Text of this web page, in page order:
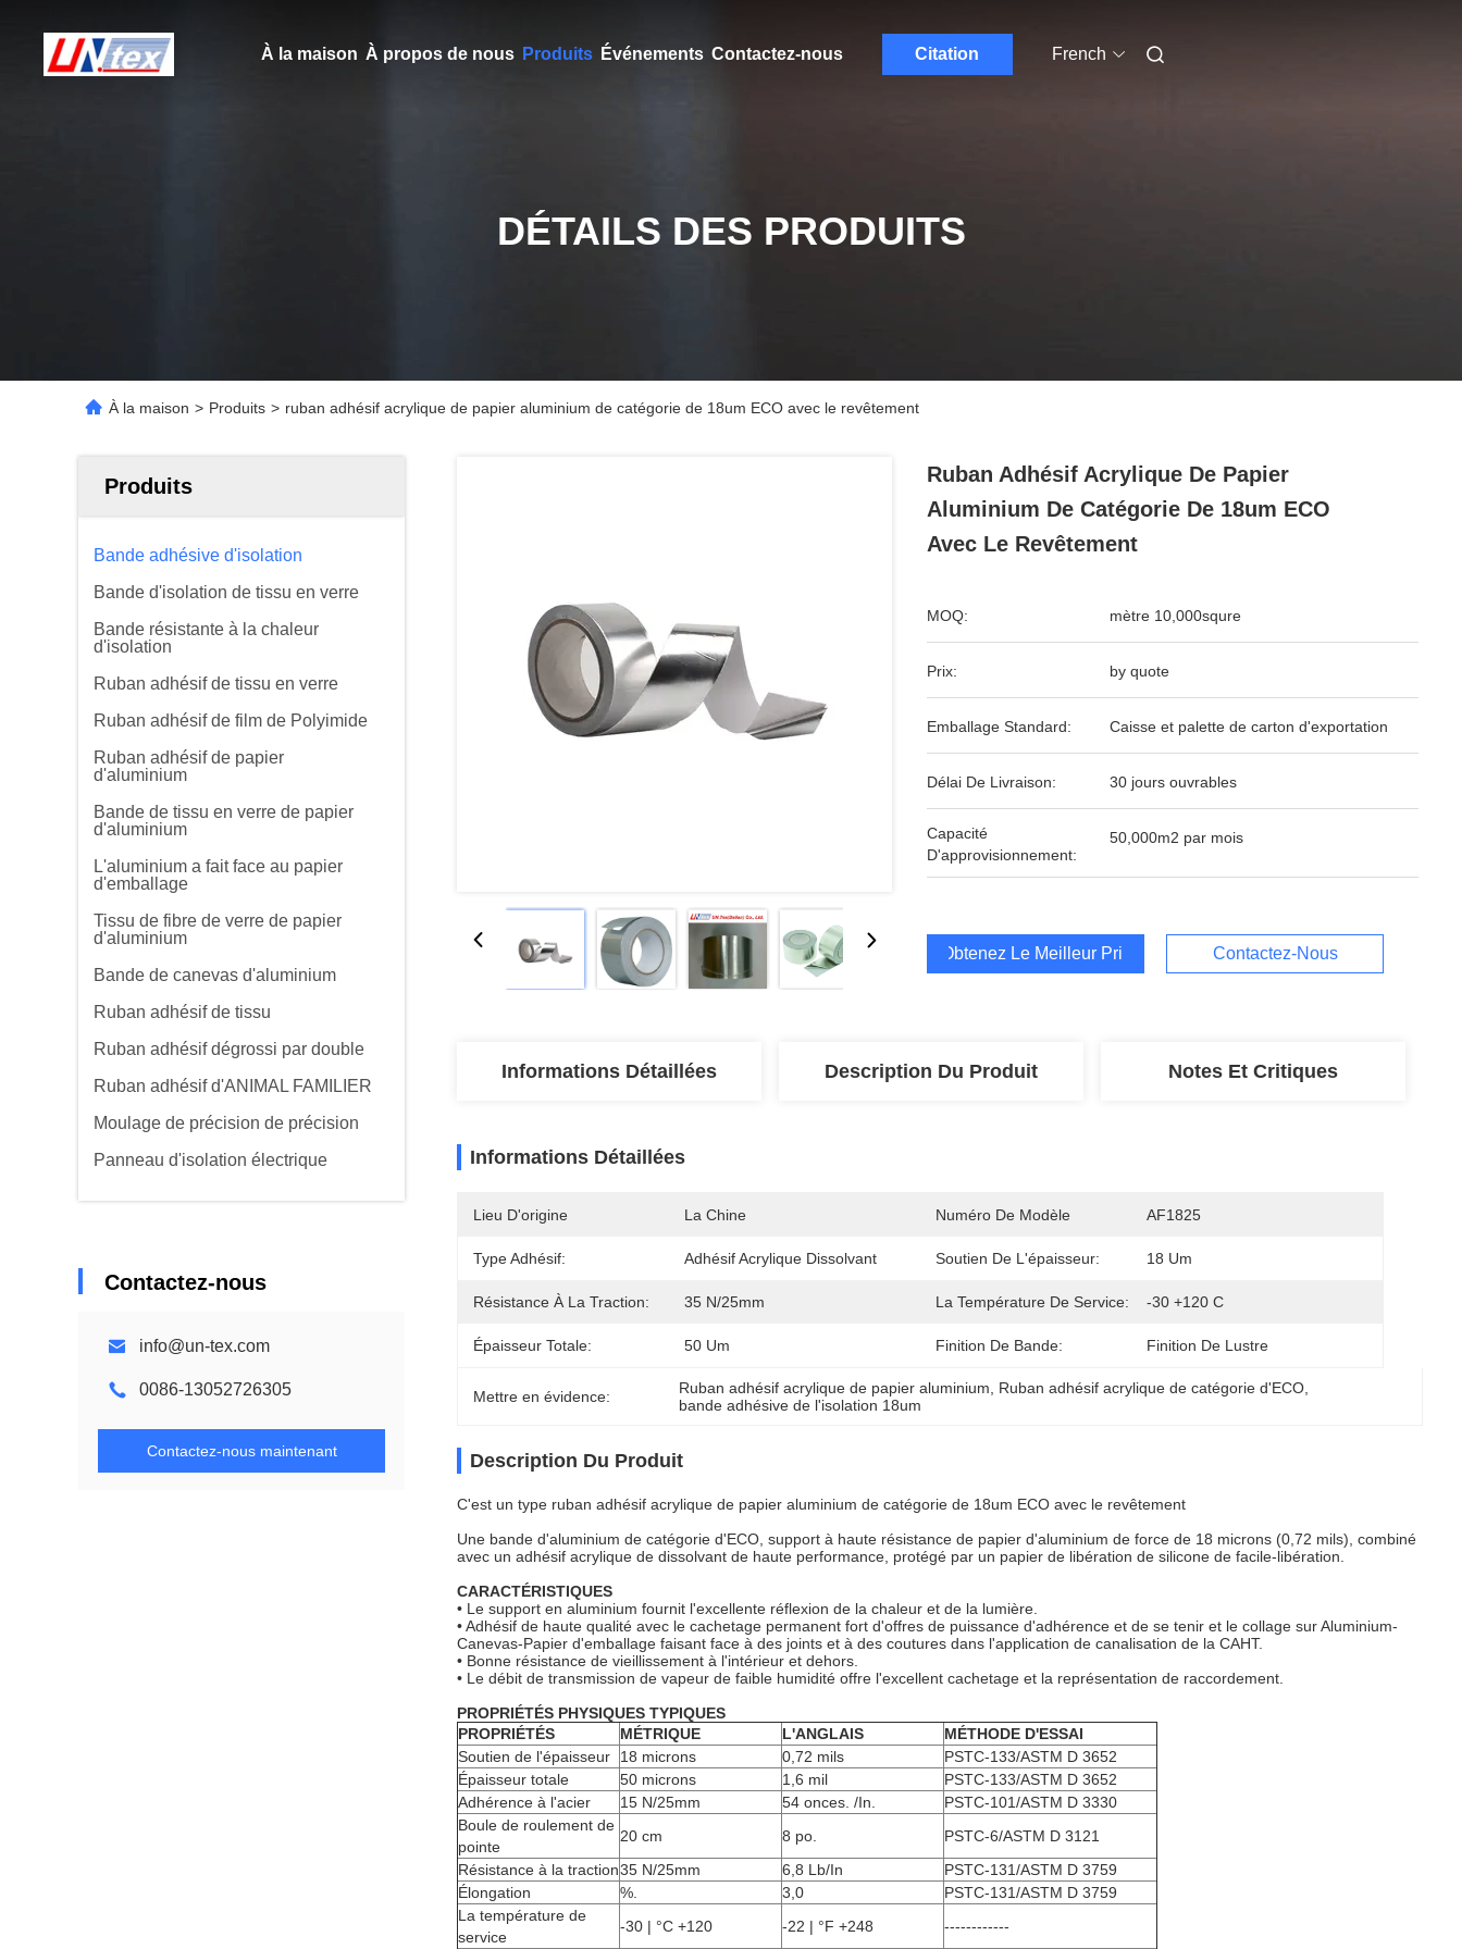
À la maison À propos de nous Produits Événements Contactez-nous Citation French
DÉTAILS DES PRODUITS
À la maison > Produits > ruban adhésif acrylique de papier aluminium de catégorie de 18um ECO avec le revêtement
Produits
Bande adhésive d'isolation
Bande d'isolation de tissu en verre
Bande résistante à la chaleur
d'isolation
Ruban adhésif de tissu en verre
Ruban adhésif de film de Polyimide
Ruban adhésif de papier
d'aluminium
Bande de tissu en verre de papier
d'aluminium
L'aluminium a fait face au papier
d'emballage
Tissu de fibre de verre de papier
d'aluminium
Bande de canevas d'aluminium
Ruban adhésif de tissu
Ruban adhésif dégrossi par double
Ruban adhésif d'ANIMAL FAMILIER
Moulage de précision de précision
Panneau d'isolation électrique
Contactez-nous
info@un-tex.com
0086-13052726305
Contactez-nous maintenant
Ruban Adhésif Acrylique De Papier
Aluminium De Catégorie De 18um ECO
Avec Le Revêtement
MOQ: mètre 10,000squre
Prix: by quote
Emballage Standard: Caisse et palette de carton d'exportation
Délai De Livraison: 30 jours ouvrables
Capacité
D'approvisionnement:
50,000m2 par mois
Obtenez Le Meilleur Prix Contactez-Nous
Informations Détaillées Description Du Produit Notes Et Critiques
Informations Détaillées
Lieu D'origine La Chine Numéro De Modèle AF1825
Type Adhésif: Adhésif Acrylique Dissolvant Soutien De L'épaisseur: 18 Um
Résistance À La Traction: 35 N/25mm La Température De Service: -30 +120 C
Épaisseur Totale: 50 Um Finition De Bande: Finition De Lustre
Mettre en évidence: Ruban adhésif acrylique de papier aluminium Ruban adhésif acrylique de catégorie d'ECO
bande adhésive de l'isolation 18um
Description Du Produit
C'est un type ruban adhésif acrylique de papier aluminium de catégorie de 18um ECO avec le revêtement
Une bande d'aluminium de catégorie d'ECO, support à haute résistance de papier d'aluminium de force de 18 microns (0,72 mils), combiné
avec un adhésif acrylique de dissolvant de haute performance, protégé par un papier de libération de silicone de facile-libération.
CARACTÉRISTIQUES
• Le support en aluminium fournit l'excellente réflexion de la chaleur et de la lumière.
• Adhésif de haute qualité avec le cachetage permanent fort d'offres de puissance d'adhérence et de se tenir et le collage sur Aluminium-
Canevas-Papier d'emballage faisant face à des joints et à des coutures dans l'application de canalisation de la CAHT.
• Bonne résistance de vieillissement à l'intérieur et dehors.
• Le débit de transmission de vapeur de faible humidité offre l'excellent cachetage et la représentation de raccordement.
PROPRIÉTÉS PHYSIQUES TYPIQUES
PROPRIÉTÉS
MÉTRIQUE L'ANGLAIS
MÉTHODE D'ESSAI
Soutien de l'épaisseur
18 microns 0,72 mils
PSTC-133/ASTM D 3652
Épaisseur totale
50 microns 1,6 mil
PSTC-133/ASTM D 3652
Adhérence à l'acier
15 N/25mm 54 onces. /In.
PSTC-101/ASTM D 3330
Boule de roulement de
pointe
20 cm 8 po.
PSTC-6/ASTM D 3121
Résistance à la traction35 N/25mm 6,8 Lb/In
PSTC-131/ASTM D 3759
Élongation
%. 3,0
PSTC-131/ASTM D 3759
La température de
service
-30 | °C +120 -22 | °F +248
------------